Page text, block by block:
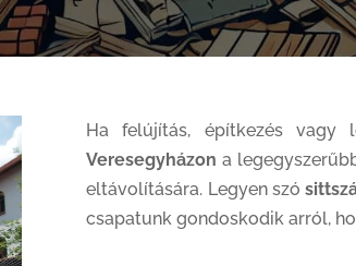
Ha felújítás, építkezés
Veresegyházon a
eltávolítására. Legyen szó
csapatunk gondoskodik arról,